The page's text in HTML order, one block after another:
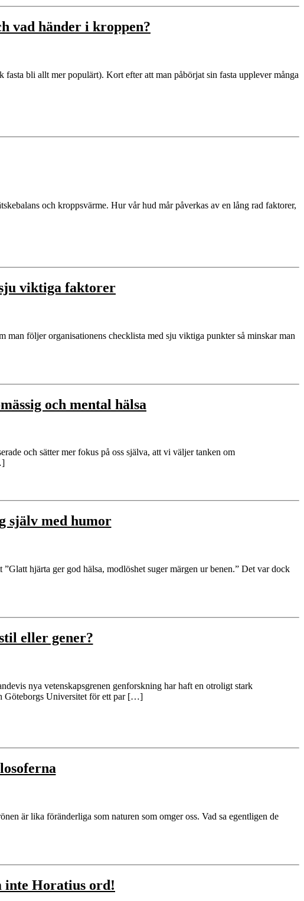
vad händer i kroppen?
bli allt mer populärt). Kort efter att man påbörjat sin fasta upplever många
och kroppsvärme. Hur vår hud mår påverkas av en lång rad faktorer,
viktiga faktorer
följer organisationens checklista med sju viktiga punkter så minskar man
och mental hälsa
och sätter mer fokus på oss själva, att vi väljer tanken om
själv med humor
hjärta ger god hälsa, modlöshet suger märgen ur benen.” Det var dock
eller gener?
nya vetenskapsgrenen genforskning har haft en otroligt stark
Göteborgs Universitet för ett par […]
är lika föränderliga som naturen som omger oss. Vad sa egentligen de
inte Horatius ord!